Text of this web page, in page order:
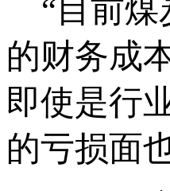
“目前煤
的财务成
即使是行
的亏损面